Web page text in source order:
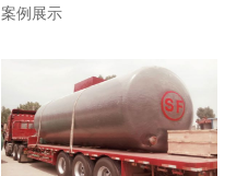
案例展示